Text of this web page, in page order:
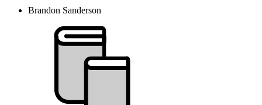
Brandon Sanderson